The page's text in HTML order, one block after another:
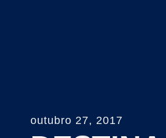
outubro 27, 2017